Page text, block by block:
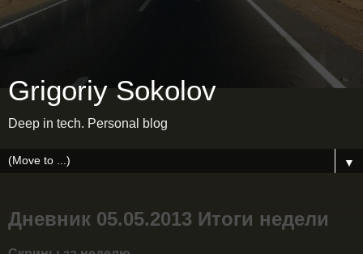
Grigoriy Sokolov
Deep in tech. Personal blog
▼
Дневник 05.05.2013 Итоги недели